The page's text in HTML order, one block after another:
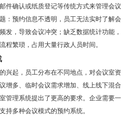
件确认或纸质登记等传统方式来管理会议
：预约信息不透明，员工无法实时了解会
发，导致会议冲突；缺乏数据统计功能，
程繁琐，占用大量行政人员时间。
兴起，员工分布在不同地点，对会议室资
增多、临时会议需求增加、线上线下混合
管理系统提出了更高的要求。企业需要一
持多种会议模式的预约系统。